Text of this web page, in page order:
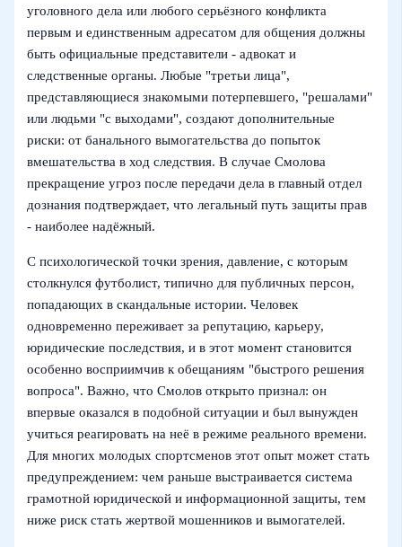
уголовного дела или любого серьёзного конфликта
первым и единственным адресатом для общения должны
быть официальные представители - адвокат и
следственные органы. Любые "третьи лица",
представляющиеся знакомыми потерпевшего, "решалами"
или людьми "с выходами", создают дополнительные
риски: от банального вымогательства до попыток
вмешательства в ход следствия. В случае Смолова
прекращение угроз после передачи дела в главный отдел
дознания подтверждает, что легальный путь защиты прав
- наиболее надёжный.
С психологической точки зрения, давление, с которым
столкнулся футболист, типично для публичных персон,
попадающих в скандальные истории. Человек
одновременно переживает за репутацию, карьеру,
юридические последствия, и в этот момент становится
особенно восприимчив к обещаниям "быстрого решения
вопроса". Важно, что Смолов открыто признал: он
впервые оказался в подобной ситуации и был вынужден
учиться реагировать на неё в режиме реального времени.
Для многих молодых спортсменов этот опыт может стать
предупреждением: чем раньше выстраивается система
грамотной юридической и информационной защиты, тем
ниже риск стать жертвой мошенников и вымогателей.